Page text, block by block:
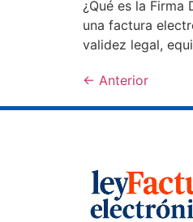
¿Qué es la
una factura
validez legal,
← Anterior